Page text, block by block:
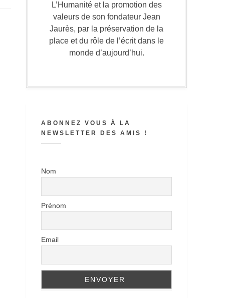
L’Humanité et la promotion des
valeurs de son fondateur Jean
Jaurès, par la préservation de la
place et du rôle de l’écrit dans le
monde d’aujourd’hui.
ABONNEZ VOUS À LA
NEWSLETTER DES AMIS !
Nom
Prénom
Email